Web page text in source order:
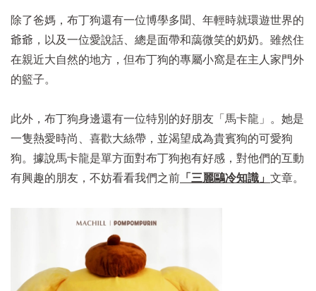
除了爸媽，布丁狗還有一位博學多聞、年輕時就環遊世界的
爺爺，以及一位愛說話、總是面帶和藹微笑的奶奶。雖然住
在親近大自然的地方，但布丁狗的專屬小窩是在主人家門外
的籃子。
此外，布丁狗身邊還有一位特別的好朋友「馬卡龍」。她是
一隻熱愛時尚、喜歡大絲帶，並渴望成為貴賓狗的可愛狗
狗。據說馬卡龍是單方面對布丁狗抱有好感，對他們的互動
有興趣的朋友，不妨看看我們之前 「三麗鷗冷知識」 文章。